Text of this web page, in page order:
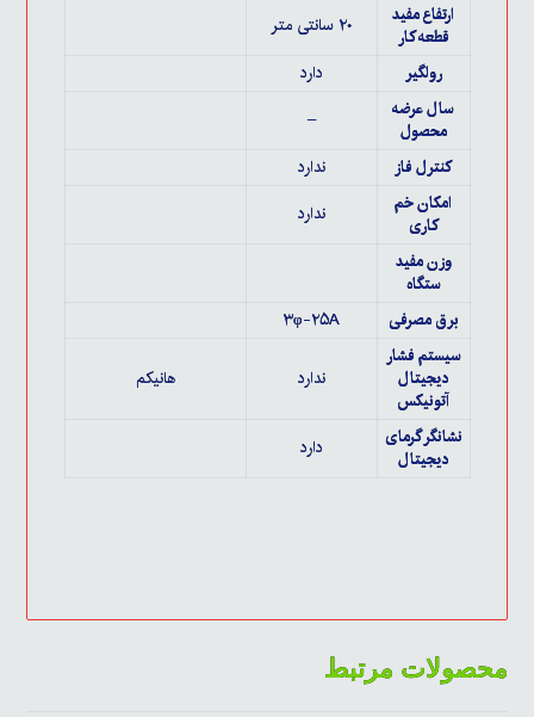
ارتفاع مفید
قطعه کار
۲۰ سانتی متر
رولگیر
دارد
سال عرضه
محصول
–
کنترل فاز
ندارد
امکان خم
کاری
ندارد
وزن مفید
ستگاه
برق مصرفی
۳φ-۲۵A
سیستم فشار
دیجیتال
آتونیکس
ندارد هانیکم
نشانگر گرمای
دیجیتال
دارد
محصولات مرتبط